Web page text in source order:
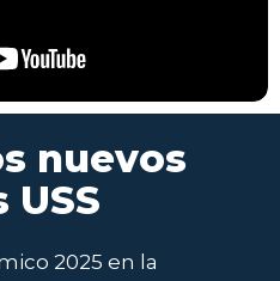
nuevos
2025 en la